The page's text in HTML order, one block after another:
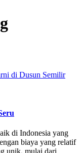
di Indonesia yang
biaya yang relatif